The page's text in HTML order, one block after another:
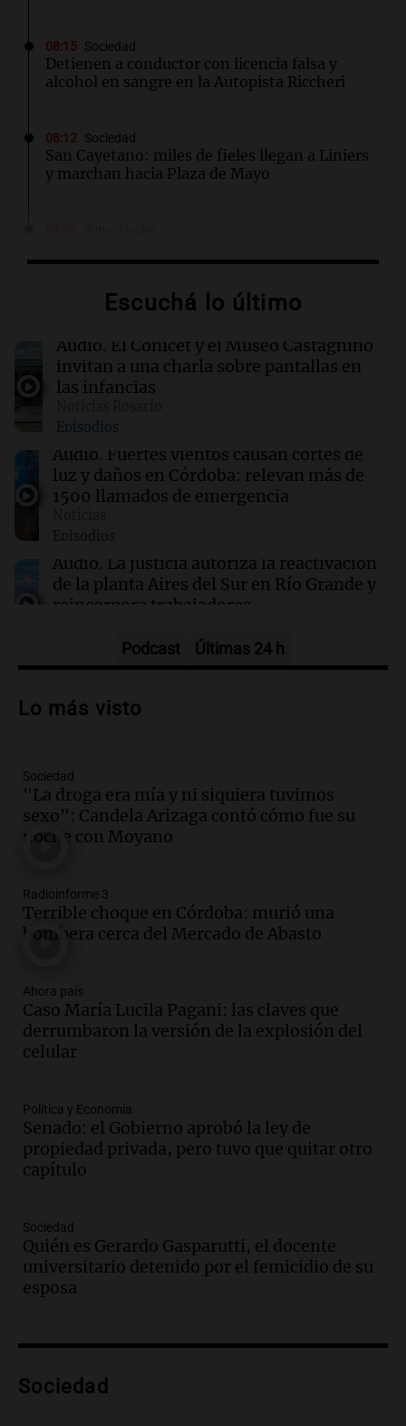
08:15 Sociedad
Detienen a conductor con licencia falsa y
alcohol en sangre en la Autopista Riccheri
08:12 Sociedad
San Cayetano: miles de fieles llegan a Liniers
y marchan hacia Plaza de Mayo
trabajo al que se venera todos los 7 de agosto
Día Internacional de la Cerveza: 3 claves para
disfrutarla al máximo
Reclamo provincial por subas de 500% en
tarifas para industrias: "Proponemos
prorrateo de facturas"
Tapia defendió el título otorgado a Rosario
Central en 2025: "Fue justo"
Escuchá lo último
Audio. El Conicet y el Museo Castagnino
invitan a una charla sobre pantallas en
las infancias
Episodios
Audio. Fuertes vientos causan cortes de
luz y daños en Córdoba: relevan más de
1500 llamados de emergencia
Episodios
Audio. La justicia autoriza la reactivación
de la planta Aires del Sur en Río Grande y
reincorpora trabajadores
Audio.Temporal de nieve en Bariloche:
médicos y hay alerta amarilla
Audio.
golpearon a una familia y dos
integrantes terminaron internados
Noticias Rosario
Audio.Habló el padre de la parroquia de
San Cayetano: "Muchas personas
quedan excluidas del sistema"
Audio. Continúa el juicio contra Oscar
González por el accidente en Altas
Cumbres con nuevas declaraciones
Panorama Federal
Audio.Aerolíneas Argentinas reporta
superávit y se prepara para pagar
impuestos a las ganancias
Noticias
Audio.
Santilli y Bullrich frente a nuevos
desafíos en Buenos Aires
Noticias
Episodios
Cayetano en Córdoba con actividades
Noticias
Podcast Últimas 24 h
Lo más visto
Sociedad
"La droga era mía y ni siquiera tuvimos
sexo": Candela Arizaga contó cómo fue su
noche con Moyano
Radioinforme 3
Terrible choque en Córdoba: murió una
bombera cerca del Mercado de Abasto
Ahora país
Caso María Lucila Pagani: las claves que
derrumbaron la versión de la explosión del
celular
Política y Economía
Senado: el Gobierno aprobó la ley de
propiedad privada, pero tuvo que quitar otro
capítulo
Sociedad
Quién es Gerardo Gasparutti, el docente
universitario detenido por el femicidio de su
esposa
Sociedad